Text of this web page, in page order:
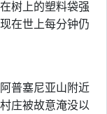
树上的塑料袋强
在世上每分钟仍
普塞尼亚山附近
庄被故意淹没以